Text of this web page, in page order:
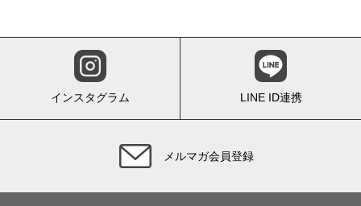
インスタグラム LINE ID連携
メルマガ会員登録